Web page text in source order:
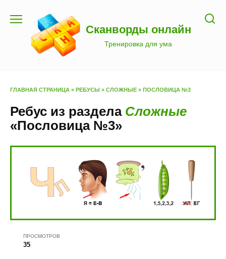
содержанию
Сканворды онлайн
Тренировка для ума
ГЛАВНАЯ СТРАНИЦА » РЕБУСЫ » СЛОЖНЫЕ » ПОСЛОВИЦА №3
Ребус из раздела Сложные
«Пословица №3»
ПРОСМОТРОВ
35